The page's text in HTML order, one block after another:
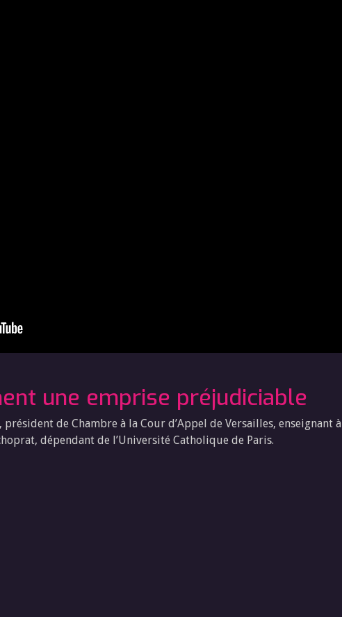
une emprise préjudiciable
de Chambre à la Cour d’Appel de Versailles, enseignant à
dépendant de l’Université Catholique de Paris.